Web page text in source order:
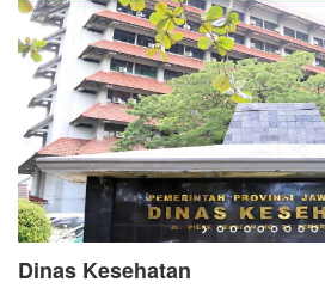
Dinas Kesehatan